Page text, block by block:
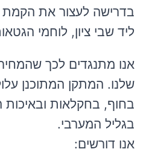
בדרישה לעצור את
ליד שבי ציון, לוחמי
אנו מתנגדים לכך
שלנו. המתקן המתוכנן
בחוף, בחקלאות
בגליל המערבי.
אנו דורשים: